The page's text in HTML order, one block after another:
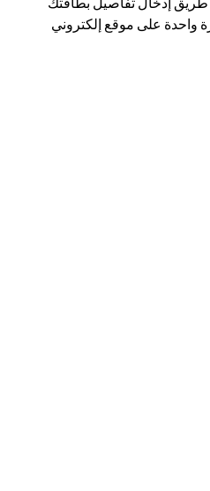
واحدة على موقع إلكتروني